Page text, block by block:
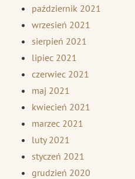
październik 2021
wrzesień 2021
sierpień 2021
lipiec 2021
czerwiec 2021
maj 2021
kwiecień 2021
marzec 2021
luty 2021
styczeń 2021
grudzień 2020